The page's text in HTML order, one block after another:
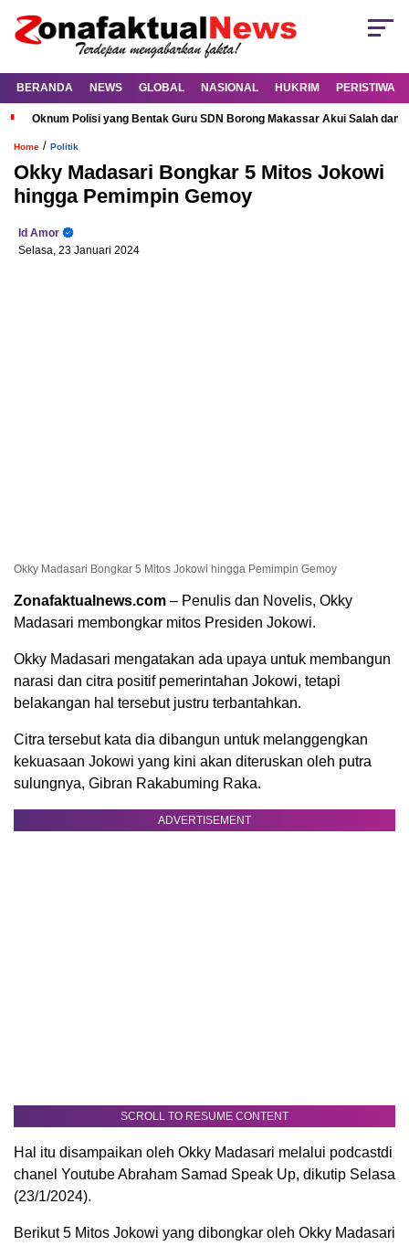
BERANDA NEWS GLOBAL NASIONAL HUKRIM PERISTIWA
Oknum Polisi yang Bentak Guru SDN Borong Makassar Akui Salah dan
Home / Politik
Okky Madasari Bongkar 5 Mitos Jokowi
hingga Pemimpin Gemoy
Id Amor
Selasa, 23 Januari 2024
Okky Madasari Bongkar 5 Mitos Jokowi hingga Pemimpin Gemoy
Zonafaktualnews.com – Penulis dan Novelis, Okky
Madasari membongkar mitos Presiden Jokowi.
Okky Madasari mengatakan ada upaya untuk membangun
narasi dan citra positif pemerintahan Jokowi, tetapi
belakangan hal tersebut justru terbantahkan.
Citra tersebut kata dia dibangun untuk melanggengkan
kekuasaan Jokowi yang kini akan diteruskan oleh putra
sulungnya, Gibran Rakabuming Raka.
ADVERTISEMENT
SCROLL TO RESUME CONTENT
Hal itu disampaikan oleh Okky Madasari melalui podcastdi
chanel Youtube Abraham Samad Speak Up, dikutip Selasa
(23/1/2024).
Berikut 5 Mitos Jokowi yang dibongkar oleh Okky Madasari